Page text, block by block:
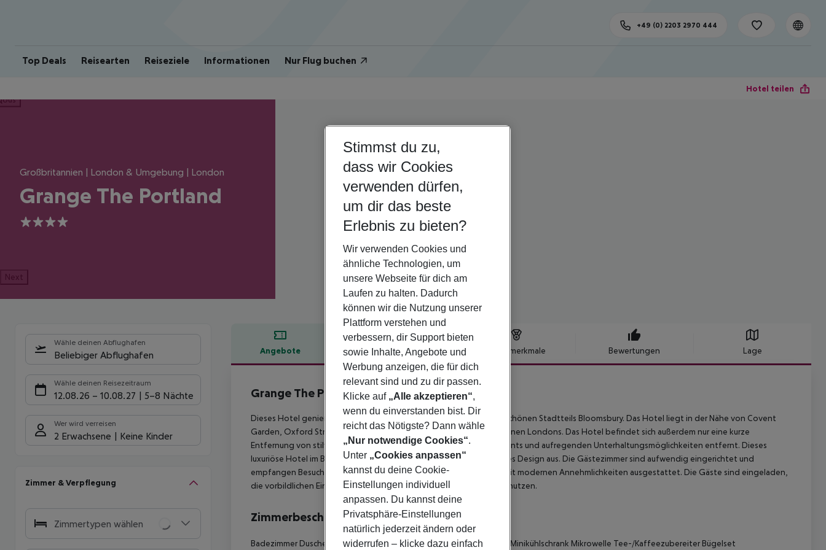
Top Deals Reisearten Reiseziele Informationen Nur Flug buchen
+49 (0) 2203 2970 444
Hotel teilen
Großbritannien | London & Umgebung | London
Grange The Portland
4
Next
Wähle deinen Abflughafen
Beliebiger Abflughafen
Wähle deinen Reisezeitraum
12.08.26 – 10.08.27 5-8 Nächte
Wer wird verreisen
2 Erwachsene Keine Kinder
Zimmer & Verpflegung
Zimmertypen wählen
Angebote Hotelbeschreibung Hotelmerkmale Bewertungen Lage
Hotelbeschreibung
Grange The Portland
4
Dieses Hotel genießt eine erstklassige Lage im Herzen des wunderschönen Stadtteils Bloomsbury. Das Hotel liegt in der Nähe von Covent
Garden, Oxford Street, dem West End und vielen der Top-Attraktionen Londons. Das Hotel befindet sich außerdem nur eine kurze
Entfernung von stilvollen Einkaufsmöglichkeiten, herrlichen Restaurants und aufregenden Unterhaltungsmöglichkeiten entfernt. Dieses
luxuriöse Hotel im Boutique-Stil zeichnet sich durch ein faszinierendes Design aus. Die Gästezimmer sind aufwendig eingerichtet und
empfangen Besucher mit Anmut und Haltung. Die Zimmer sind gut mit modernen Annehmlichkeiten ausgestattet. Die Gäste sind eingeladen,
die vorbildlichen Einrichtungen und Dienstleistungen des Hotels zu nutzen.
Zimmerbeschreibung
Badezimmer Dusche Badewanne Haartrockner Fernseher Kochnische Minikühlschrank Mikrowelle Tee-/Kaffeezubereiter Bügelset
Stimmst du zu,
dass wir Cookies
verwenden dürfen,
um dir das beste
Erlebnis zu bieten?
Wir verwenden Cookies und
ähnliche Technologien, um
unsere Webseite für dich am
Laufen zu halten. Dadurch
können wir die Nutzung unserer
Plattform verstehen und
verbessern, dir Support bieten
sowie Inhalte, Angebote und
Werbung anzeigen, die für dich
relevant sind und zu dir passen.
Klicke auf „Alle akzeptieren“,
wenn du einverstanden bist. Dir
reicht das Nötigste? Dann wähle
„Nur notwendige Cookies“.
Unter „Cookies anpassen“
kannst du deine Cookie-
Einstellungen individuell
anpassen. Du kannst deine
Privatsphäre-Einstellungen
natürlich jederzeit ändern oder
widerrufen – klicke dazu einfach